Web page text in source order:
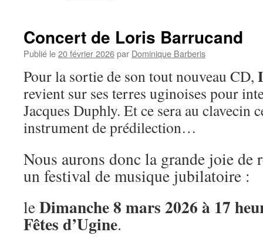
presse
Concert de Loris Barrucand
Publié le20 février 2026par Dominique Barberis
Pour la sortie de son tout nouveau CD,
revient sur ses terres uginoises pour
Jacques Duphly. Et ce sera au clavecin
instrument de prédilection…
Nous aurons donc la grande joie de
un festival de musique jubilatoire :
leDimanche 8 mars 2026 à 17
Fêtes d’Ugine.